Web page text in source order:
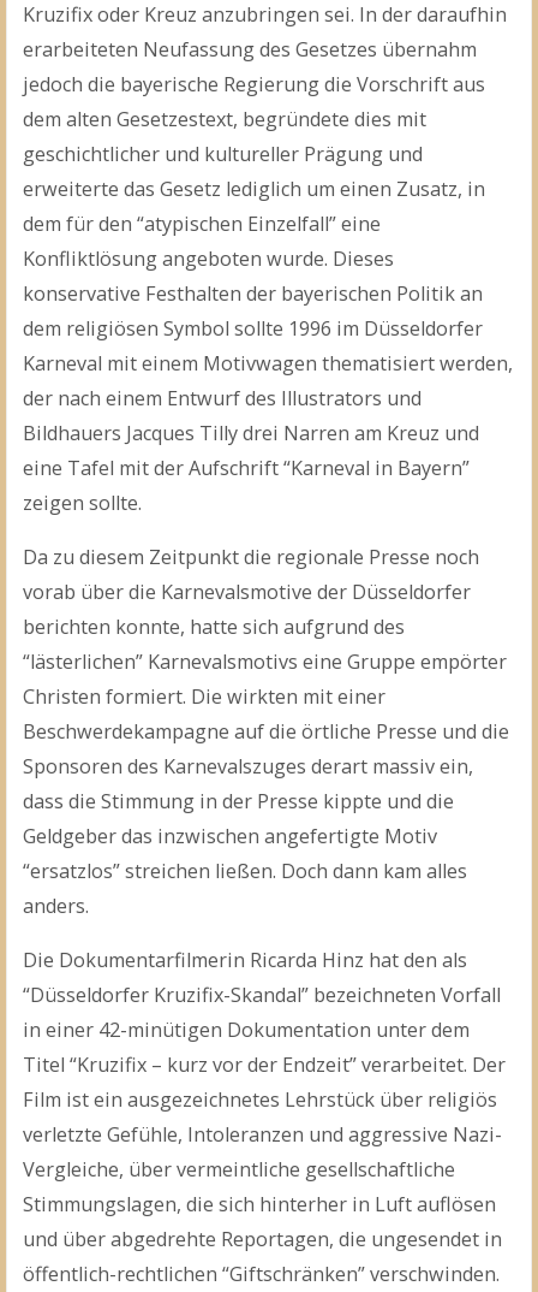
Kruzifix oder Kreuz anzubringen sei. In der daraufhin
erarbeiteten Neufassung des Gesetzes übernahm
jedoch die bayerische Regierung die Vorschrift aus
dem alten Gesetzestext, begründete dies mit
geschichtlicher und kultureller Prägung und
erweiterte das Gesetz lediglich um einen Zusatz, in
dem für den “atypischen Einzelfall” eine
Konfliktlösung angeboten wurde. Dieses
konservative Festhalten der bayerischen Politik an
dem religiösen Symbol sollte 1996 im Düsseldorfer
Karneval mit einem Motivwagen thematisiert werden,
der nach einem Entwurf des Illustrators und
Bildhauers Jacques Tilly drei Narren am Kreuz und
eine Tafel mit der Aufschrift “Karneval in Bayern”
zeigen sollte.
Da zu diesem Zeitpunkt die regionale Presse noch
vorab über die Karnevalsmotive der Düsseldorfer
berichten konnte, hatte sich aufgrund des
“lästerlichen” Karnevalsmotivs eine Gruppe empörter
Christen formiert. Die wirkten mit einer
Beschwerdekampagne auf die örtliche Presse und die
Sponsoren des Karnevalszuges derart massiv ein,
dass die Stimmung in der Presse kippte und die
Geldgeber das inzwischen angefertigte Motiv
“ersatzlos” streichen ließen. Doch dann kam alles
anders.
Die Dokumentarfilmerin Ricarda Hinz hat den als
“Düsseldorfer Kruzifix-Skandal” bezeichneten Vorfall
in einer 42-minütigen Dokumentation unter dem
Titel “Kruzifix – kurz vor der Endzeit” verarbeitet. Der
Film ist ein ausgezeichnetes Lehrstück über religiös
verletzte Gefühle, Intoleranzen und aggressive Nazi-
Vergleiche, über vermeintliche gesellschaftliche
Stimmungslagen, die sich hinterher in Luft auflösen
und über abgedrehte Reportagen, die ungesendet in
öffentlich-rechtlichen “Giftschränken” verschwinden.